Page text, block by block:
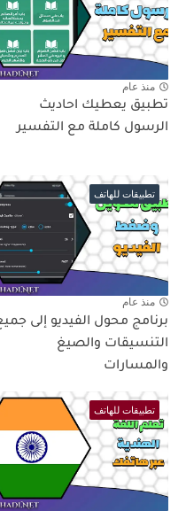
منذ عام
تطبيق يعطيك احاديث
الرسول كاملة مع التفسير
تطبيقات للهاتف
منذ عام
برنامج محول الفيديو إلى
التنسيقات والصيغ
والمسارات
تطبيقات للهاتف